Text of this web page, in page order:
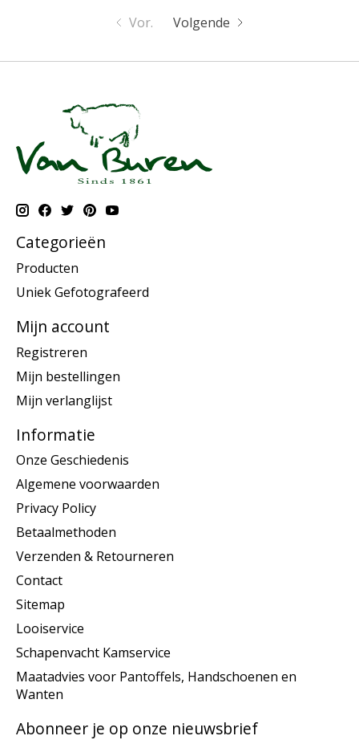
Vor. Volgende
Categorieën
Producten
Uniek Gefotografeerd
Mijn account
Registreren
Mijn bestellingen
Mijn verlanglijst
Informatie
Onze Geschiedenis
Algemene voorwaarden
Privacy Policy
Betaalmethoden
Verzenden & Retourneren
Contact
Sitemap
Looiservice
Schapenvacht Kamservice
Maatadvies voor Pantoffels, Handschoenen en
Wanten
Abonneer je op onze nieuwsbrief